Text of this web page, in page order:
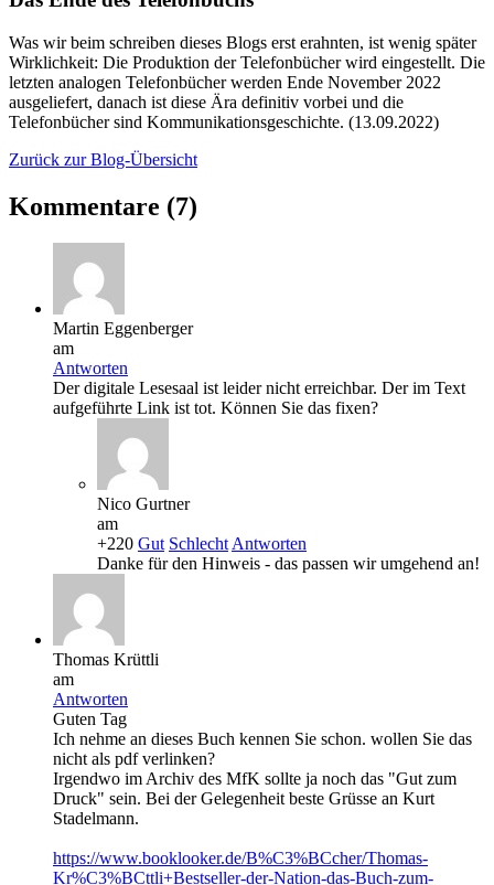
Was wir beim schreiben dieses Blogs erst erahnten, ist wenig später
Wirklichkeit: Die Produktion der Telefonbücher wird eingestellt. Die
letzten analogen Telefonbücher werden Ende November 2022
ausgeliefert, danach ist diese Ära definitiv vorbei und die
Telefonbücher sind Kommunikationsgeschichte. (13.09.2022)
Zurück zur Blog-Übersicht
Kommentare (7)
Martin Eggenberger
am
Antworten
Der digitale Lesesaal ist leider nicht erreichbar. Der im Text
aufgeführte Link ist tot. Können Sie das fixen?
Nico Gurtner
am
+220 Gut SchlechtAntworten
Danke für den Hinweis - das passen wir umgehend an!
Thomas Krüttli
am
Antworten
Guten Tag
Ich nehme an dieses Buch kennen Sie schon. wollen Sie das
nicht als pdf verlinken?
Irgendwo im Archiv des MfK sollte ja noch das "Gut zum
Druck" sein. Bei der Gelegenheit beste Grüsse an Kurt
Stadelmann.
https://www.booklooker.de/B%C3%BCcher/Thomas-
Kr%C3%BCttli+Bestseller-der-Nation-das-Buch-zum-